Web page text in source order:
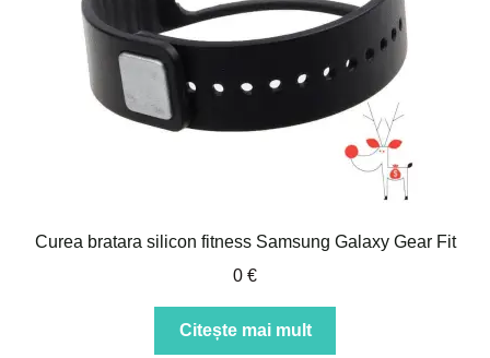
Curea bratara silicon fitness Samsung Galaxy Gear Fit
0 €
Citește mai mult